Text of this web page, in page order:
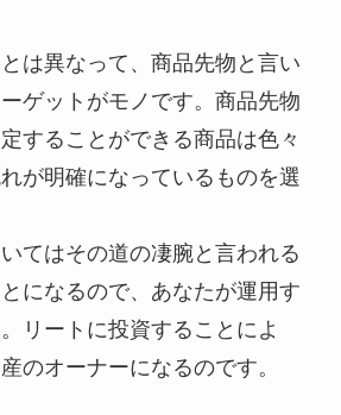
は異なって、商品先物と言い
ゲットがモノです。商品先物
することができる商品は色々
が明確になっているものを選
てはその道の凄腕と言われる
になるので、あなたが運用す
リートに投資することによ
のオーナーになるのです。